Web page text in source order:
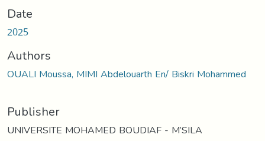
Date
2025
Authors
OUALI Moussa, MIMI Abdelouarth En/ Biskri Mohammed
Publisher
UNIVERSITE MOHAMED BOUDIAF - M’SILA